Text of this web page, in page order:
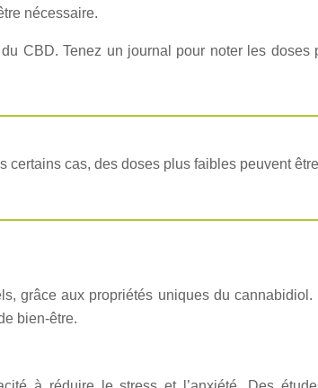
nécessaire.
du CBD. Tenez un journal pour noter les
cas, des doses plus faibles peuvent
grâce aux propriétés uniques du
bien-être.